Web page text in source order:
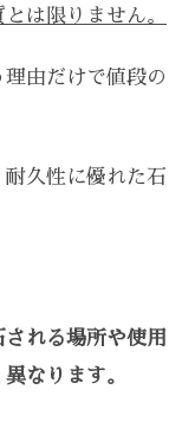
は限りません。
由だけで値段の
久性に優れた石
れる場所や使用
なります。